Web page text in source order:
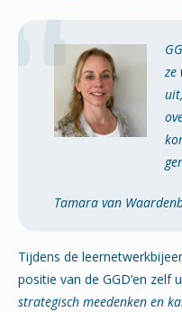
ze
Tamara van
Tijdens de
positie van de GGD’en zelf
strategisch meedenken en